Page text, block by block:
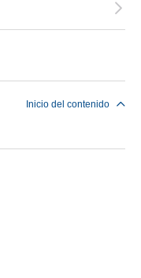
Inicio del contenido